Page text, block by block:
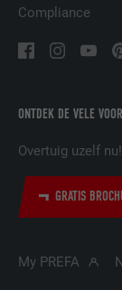
ONTDEK DE VELE
Overtuig uzelf
GRATIS
Compliance
My PREFA
NAAM
AANBIEDER
VERVALTIJD
DOEL